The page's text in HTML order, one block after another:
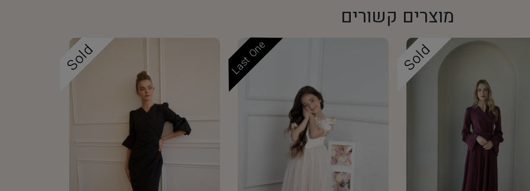
מוצרים קשורים
Sold
Last One
Sold